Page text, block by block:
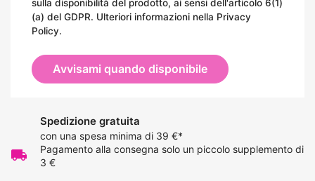
sulla disponibilità del prodotto, ai sensi dell'articolo 6(1)
(a) del GDPR. Ulteriori informazioni nella Privacy
Policy.
Avvisami quando disponibile
local_shipping
Spedizione gratuita
con una spesa minima di 39 €*
Pagamento alla consegna solo un piccolo supplemento di
3 €